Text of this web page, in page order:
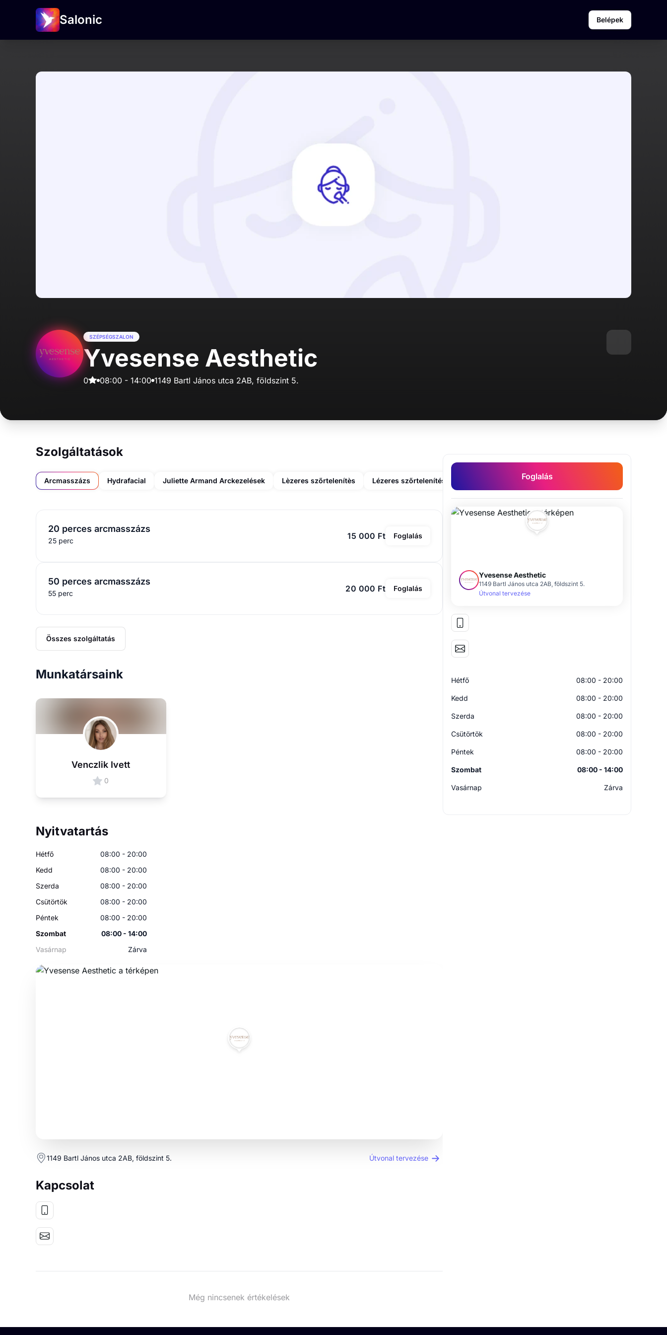
Salonic Belépek
SZÉPSÉGSZALON
Yvesense Aesthetic
0 08:00- 14:00 1149 Bartl János utca 2AB, földszint 5.
Szolgáltatások
Arcmasszázs Hydrafacial Juliette Armand Arckezelések Lèzeres szőrtelenítès Professzionális smink
20 perces arcmasszázs
25 perc 15 000 Ft Foglalás
50 perces arcmasszázs
55 perc 20 000 Ft Foglalás
Összes szolgáltatás
Munkatársaink
Venczlik Ivett
0
Nyitvatartás
Hétfő
08:00 - 20:00
Kedd
08:00 - 20:00
Szerda
08:00 - 20:00
Csütörtök
08:00 - 20:00
Péntek
08:00 - 20:00
Szombat
08:00 - 14:00
Vasárnap
Zárva
1149 Bartl János utca 2AB, földszint 5. Útvonal tervezése
Kapcsolat
Még nincsenek értékelések
Foglalás
Yvesense Aesthetic
1149 Bartl János utca 2AB, földszint 5.
Útvonal tervezése
Hétfő 08:00 - 20:00
Kedd 08:00 - 20:00
Szerda 08:00 - 20:00
Csütörtök 08:00 - 20:00
Péntek 08:00 - 20:00
Szombat 08:00 - 14:00
Vasárnap Zárva